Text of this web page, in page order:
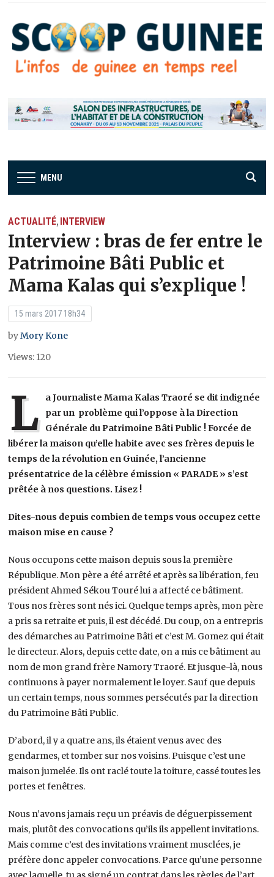
MENU
ACTUALITÉ, INTERVIEW
Interview : bras de fer entre le
Patrimoine Bâti Public et
Mama Kalas qui s’explique !
15 mars 2017 18h34
byMory Kone
Views: 120
L a Journaliste Mama Kalas Traoré se dit indignée
par un problème qui l’oppose à la Direction
Générale du Patrimoine Bâti Public ! Forcée de
libérer la maison qu’elle habite avec ses frères depuis le
temps de la révolution en Guinée, l’ancienne
présentatrice de la célèbre émission « PARADE » s’est
prêtée à nos questions. Lisez !
Dites-nous depuis combien de temps vous occupez cette
maison mise en cause ?
Nous occupons cette maison depuis sous la première
République. Mon père a été arrêté et après sa libération, feu
président Ahmed Sékou Touré lui a affecté ce bâtiment.
Tous nos frères sont nés ici. Quelque temps après, mon père
a pris sa retraite et puis, il est décédé. Du coup, on a entrepris
des démarches au Patrimoine Bâti et c’est M. Gomez qui était
le directeur. Alors, depuis cette date, on a mis ce bâtiment au
nom de mon grand frère Namory Traoré. Et jusque-là, nous
continuons à payer normalement le loyer. Sauf que depuis
un certain temps, nous sommes persécutés par la direction
du Patrimoine Bâti Public.
D’abord, il y a quatre ans, ils étaient venus avec des
gendarmes, et tomber sur nos voisins. Puisque c’est une
maison jumelée. Ils ont raclé toute la toiture, cassé toutes les
portes et fenêtres.
Nous n’avons jamais reçu un préavis de déguerpissement
mais, plutôt des convocations qu’ils ils appellent invitations.
Mais comme c’est des invitations vraiment musclées, je
préfère donc appeler convocations. Parce qu’une personne